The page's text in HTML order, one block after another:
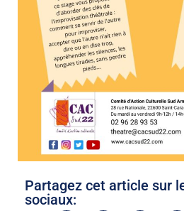
Partagez cet article sur
sociaux: